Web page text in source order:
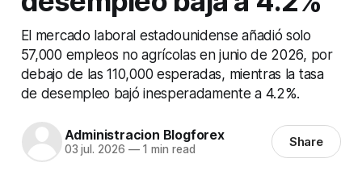
El mercado laboral estadounidense añadió solo
57,000 empleos no agrícolas en junio de 2026, por
debajo de las 110,000 esperadas, mientras la tasa
de desempleo bajó inesperadamente a 4.2%.
Administracion Blogforex
03 jul. 2026 —1 min read Share